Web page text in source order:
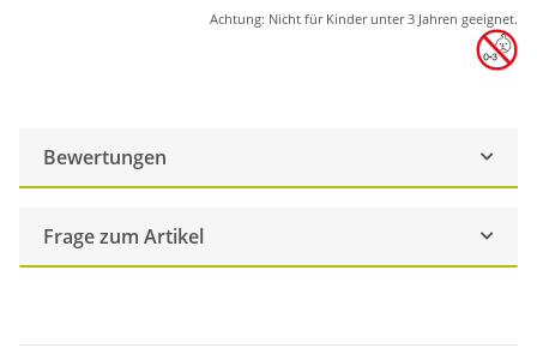
Achtung: Nicht für Kinder unter 3 Jahren geeignet.
Bewertungen
Frage zum Artikel